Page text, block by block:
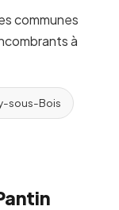
communes
à
sous-Bois